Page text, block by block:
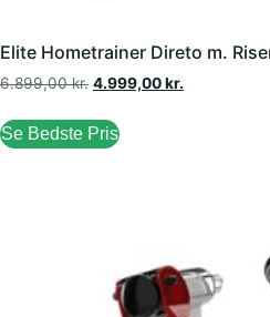
Elite Hometrainer Direto m.
6.899,00kr. 4.999,00kr.
Se Bedste Pris